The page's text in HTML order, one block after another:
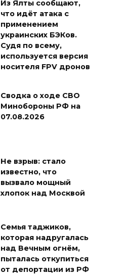
Из Ялты сообщают,
что идёт атака с
применением
украинских БЭКов.
Судя по всему,
используется версия
носителя FPV дронов
Сводка о ходе СВО
Минобороны РФ на
07.08.2026
Не взрыв: стало
известно, что
вызвало мощный
хлопок над Москвой
Семья таджиков,
которая надругалась
над Вечным огнём,
пыталась откупиться
от депортации из РФ